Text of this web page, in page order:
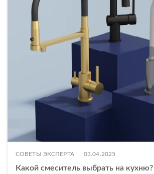
СОВЕТЫ ЭКСПЕРТА 03.04.2025
Какой смеситель выбрать на кухню?